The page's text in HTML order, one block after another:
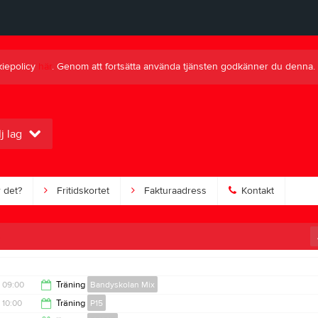
här. Genom att fortsätta använda tjänsten godkänner du denna.
lag
det? Fritidskortet Fakturaadress Kontakt
09:00 Träning Bandyskolan Mix
10:00 Träning P15